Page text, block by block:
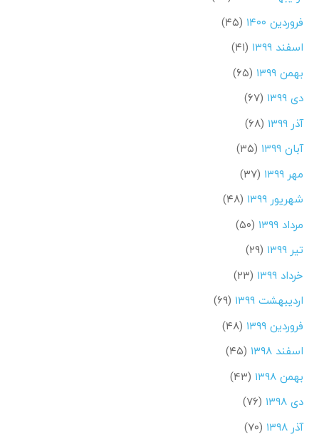
فروردین ۱۴۰۰
(۴۵)
اسفند ۱۳۹۹
(۴۱)
بهمن ۱۳۹۹
(۶۵)
دی ۱۳۹۹
(۶۷)
آذر ۱۳۹۹
(۶۸)
آبان ۱۳۹۹
(۳۵)
مهر ۱۳۹۹
(۳۷)
شهریور ۱۳۹۹
(۴۸)
مرداد ۱۳۹۹
(۵۰)
تیر ۱۳۹۹
(۲۹)
خرداد ۱۳۹۹
(۲۳)
اردیبهشت ۱۳۹۹
(۶۹)
فروردین ۱۳۹۹
(۴۸)
اسفند ۱۳۹۸
(۴۵)
بهمن ۱۳۹۸
(۴۳)
دی ۱۳۹۸
(۷۶)
آذر ۱۳۹۸
(۷۰)